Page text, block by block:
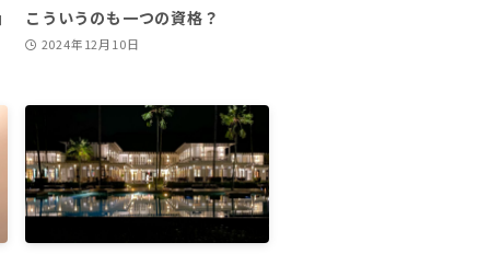
こういうのも一つの資格？
2024年12月10日